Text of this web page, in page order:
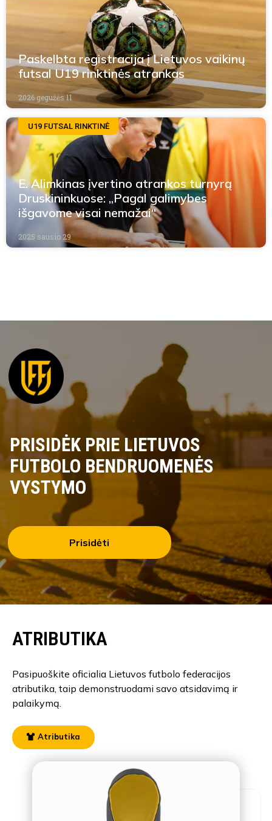
Paskelbta registracija į Lietuvos vaikinų
futsal U19 rinktinės atrankas
2026 gegužės 11
U19 FUTSAL RINKTINĖ
E. Alimkinas įvertino atrankos turnyrą
Druskininkuose: „Pagal galimybes
išgavome visai nemažai“
2025 sausio 29
PRISIDĖK PRIE LIETUVOS
FUTBOLO BENDRUOMENĖS
VYSTYMO
Prisidėti
ATRIBUTIKA
Pasipuoškite oficialia Lietuvos futbolo federacijos
atributika, taip demonstruodami savo atsidavimą ir
palaikymą.
Atributika